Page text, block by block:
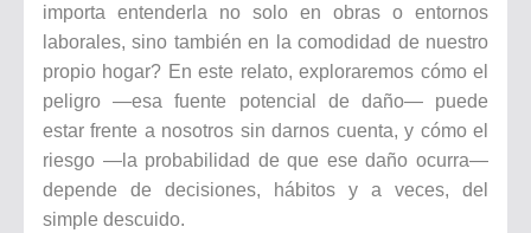
importa entenderla no solo en obras o entornos
laborales, sino también en la comodidad de nuestro
propio hogar? En este relato, exploraremos cómo el
peligro —esa fuente potencial de daño— puede
estar frente a nosotros sin darnos cuenta, y cómo el
riesgo —la probabilidad de que ese daño ocurra—
depende de decisiones, hábitos y a veces, del
simple descuido.